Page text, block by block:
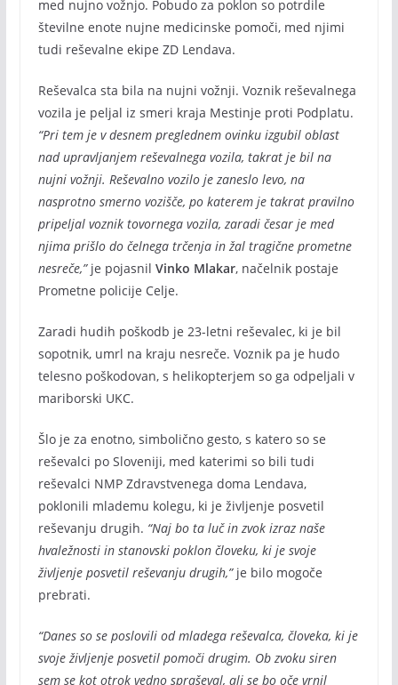
med nujno vožnjo. Pobudo za poklon so potrdile
številne enote nujne medicinske pomoči, med njimi
tudi reševalne ekipe ZD Lendava.
Reševalca sta bila na nujni vožnji. Voznik reševalnega
vozila je peljal iz smeri kraja Mestinje proti Podplatu.
“Pri tem je v desnem preglednem ovinku izgubil oblast
nad upravljanjem reševalnega vozila, takrat je bil na
nujni vožnji. Reševalno vozilo je zaneslo levo, na
nasprotno smerno vozišče, po katerem je takrat pravilno
pripeljal voznik tovornega vozila, zaradi česar je med
njima prišlo do čelnega trčenja in žal tragične prometne
nesreče,”je pojasnil Vinko Mlakar, načelnik postaje
Prometne policije Celje.
Zaradi hudih poškodb je 23-letni reševalec, ki je bil
sopotnik, umrl na kraju nesreče. Voznik pa je hudo
telesno poškodovan, s helikopterjem so ga odpeljali v
mariborski UKC.
Šlo je za enotno, simbolično gesto, s katero so se
reševalci po Sloveniji, med katerimi so bili tudi
reševalci NMP Zdravstvenega doma Lendava,
poklonili mlademu kolegu, ki je življenje posvetil
reševanju drugih. “Naj bo ta luč in zvok izraz naše
hvaležnosti in stanovski poklon človeku, ki je svoje
življenje posvetil reševanju drugih,”je bilo mogoče
prebrati.
“Danes so se poslovili od mladega reševalca, človeka, ki je
svoje življenje posvetil pomoči drugim. Ob zvoku siren
sem se kot otrok vedno spraševal, ali se bo oče vrnil